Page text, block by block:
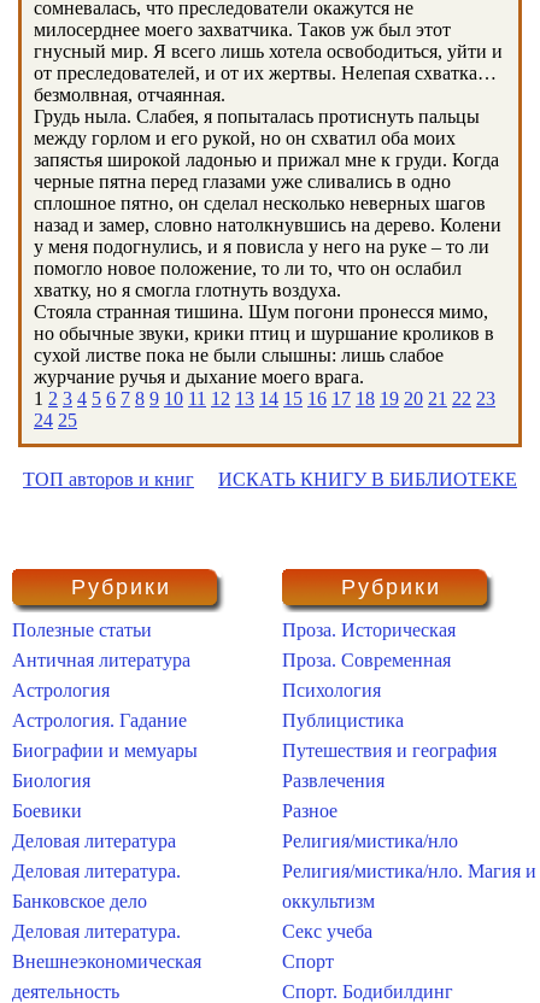
сомневалась, что преследователи окажутся не
милосерднее моего захватчика. Таков уж был этот
гнусный мир. Я всего лишь хотела освободиться, уйти и
от преследователей, и от их жертвы. Нелепая схватка…
безмолвная, отчаянная.
Грудь ныла. Слабея, я попыталась протиснуть пальцы
между горлом и его рукой, но он схватил оба моих
запястья широкой ладонью и прижал мне к груди. Когда
черные пятна перед глазами уже сливались в одно
сплошное пятно, он сделал несколько неверных шагов
назад и замер, словно натолкнувшись на дерево. Колени
у меня подогнулись, и я повисла у него на руке – то ли
помогло новое положение, то ли то, что он ослабил
хватку, но я смогла глотнуть воздуха.
Стояла странная тишина. Шум погони пронесся мимо,
но обычные звуки, крики птиц и шуршание кроликов в
сухой листве пока не были слышны: лишь слабое
журчание ручья и дыхание моего врага.
1 2 3 4 5 6 7 8 9 10 11 12 13 14 15 16 17 18 19 20 21 22 23
24 25
ТОП авторов и книг ИСКАТЬ КНИГУ В БИБЛИОТЕКЕ
Рубрики
Полезные статьи
Античная литература
Астрология
Астрология. Гадание
Биографии и мемуары
Биология
Боевики
Деловая литература
Деловая литература.
Банковское дело
Деловая литература.
Внешнеэкономическая
деятельность
Рубрики
Проза. Историческая
Проза. Современная
Психология
Публицистика
Путешествия и география
Развлечения
Разное
Религия/мистика/нло
Религия/мистика/нло. Магия и
оккультизм
Секс учеба
Спорт
Спорт. Бодибилдинг